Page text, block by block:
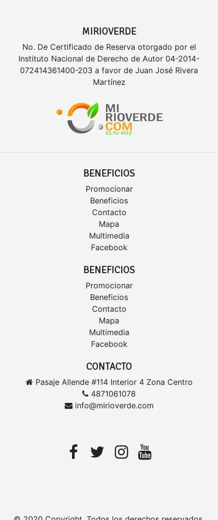
MIRIOVERDE
No. De Certificado de Reserva otorgado por el
Instituto Nacional de Derecho de Autor 04-2014-
072414361400-203 a favor de Juan José Rivera
Martínez
BENEFICIOS
Promocionar
Beneficios
Contacto
Mapa
Multimedia
Facebook
BENEFICIOS
Promocionar
Beneficios
Contacto
Mapa
Multimedia
Facebook
CONTACTO
Pasaje Allende #114 Interior 4 Zona Centro
4871061078
info@mirioverde.com